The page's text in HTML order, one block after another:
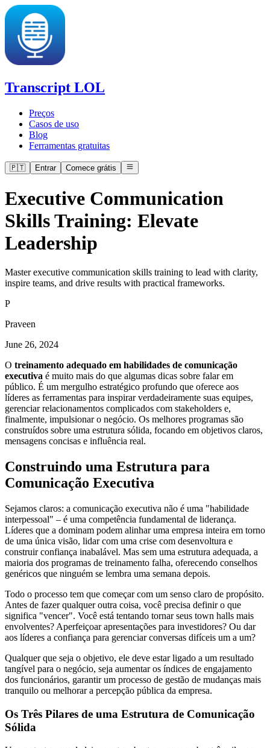
Transcript LOL
Preços
Casos de uso
Blog
Ferramentas gratuitas
🇵🇹 Entrar Comece grátis
Executive Communication
Skills Training: Elevate
Leadership
Master executive communication skills training to lead with clarity,
inspire teams, and drive results with practical frameworks.
P
Praveen
June 26, 2024
O treinamento adequado em habilidades de comunicação
executiva é muito mais do que algumas dicas sobre falar em
público. É um mergulho estratégico profundo que oferece aos
líderes as ferramentas para inspirar verdadeiramente suas equipes,
gerenciar relacionamentos complicados com stakeholders e,
finalmente, impulsionar o negócio. Os melhores programas são
construídos sobre uma estrutura sólida, focando em objetivos claros,
mensagens concisas e influência real.
Construindo uma Estrutura para
Comunicação Executiva
Sejamos claros: a comunicação executiva não é uma "habilidade
interpessoal" – é uma competência fundamental de liderança.
Líderes que a dominam podem alinhar uma empresa inteira em torno
de uma única visão, lidar com uma crise com desenvoltura e
construir confiança inabalável. Mas sem uma estrutura adequada, a
maioria dos programas de treinamento falha, oferecendo conselhos
genéricos que ninguém se lembra uma semana depois.
Todo o processo tem que começar com um senso claro de propósito.
Antes de fazer qualquer outra coisa, você precisa definir o que
significa "vencer". Você está tentando tornar seus town halls mais
envolventes? Aperfeiçoar apresentações para investidores? Ou dar
aos líderes a confiança para gerenciar conversas difíceis um a um?
Qualquer que seja o objetivo, ele deve estar ligado a um resultado
tangível para o negócio, seja aumentar os índices de engajamento
dos funcionários, garantir um processo de gestão de mudanças mais
tranquilo ou melhorar a percepção pública da empresa.
Os Três Pilares de uma Estrutura de Comunicação
Sólida